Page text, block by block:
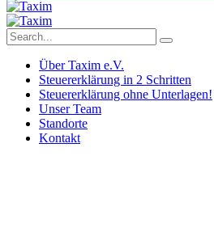
Über Taxim e.V.
Steuererklärung in 2 Schritten
Steuererklärung ohne Unterlagen!
Unser Team
Standorte
Kontakt